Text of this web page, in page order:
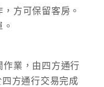
方可保留客房。
業，由四方通行
方通行交易完成